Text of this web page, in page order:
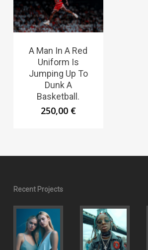
A Man In A Red
Uniform Is
Jumping Up To
Dunk A
Basketball.
250,00 €
Recent Projects